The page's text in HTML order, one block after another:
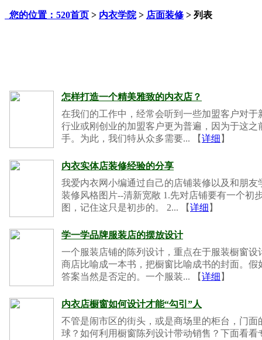
您的位置：520首页 > 内衣学院> 店面装修 > 列表
怎样打造一个精美雅致的内衣店？
在我们的工作中，经常会听到一些加盟客户对
行业或刚创业的加盟客户更为普遍，因为于这
手。为此，我们特从众多需要... 【详细 】
内衣实体店装修经验的分享
我爱内衣网小编通过自己的店铺装修以及和朋
装修风格图片--清新宽敞 1.先对店铺要有一个初
图，记住这只是初步的。 2... 【详细 】
学一学品牌服装店的摆放设计
一个服装店铺的陈列设计，重点在于服装橱窗
商店比喻成一本书，把橱窗比喻成书的封面。
答案当然是否定的。一个服装... 【详细 】
内衣店橱窗如何设计才能“勾引”人
不管是闹市区的街头，或是商场里的柜台，门
球？如何利用橱窗陈列设计带动销售？下面看